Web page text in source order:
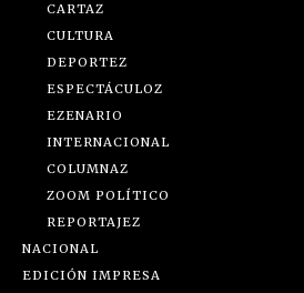
CARTAZ
CULTURA
DEPORTEZ
ESPECTÁCULOZ
EZENARIO
INTERNACIONAL
COLUMNAZ
ZOOM POLÍTICO
REPORTAJEZ
NACIONAL
EDICIÓN IMPRESA